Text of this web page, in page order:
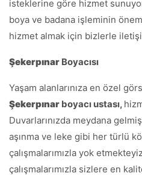
isteklerine göre hizmet
boya ve badana işleminin
hizmet almak için bizlerle
Şekerpınar Boyacısı
Yaşam alanlarınıza en özel
Şekerpınar boyacı ustası,
Duvarlarınızda meydana
aşınma ve leke gibi her türlü
çalışmalarımızla yok
çalışmalarımızla sizlere en